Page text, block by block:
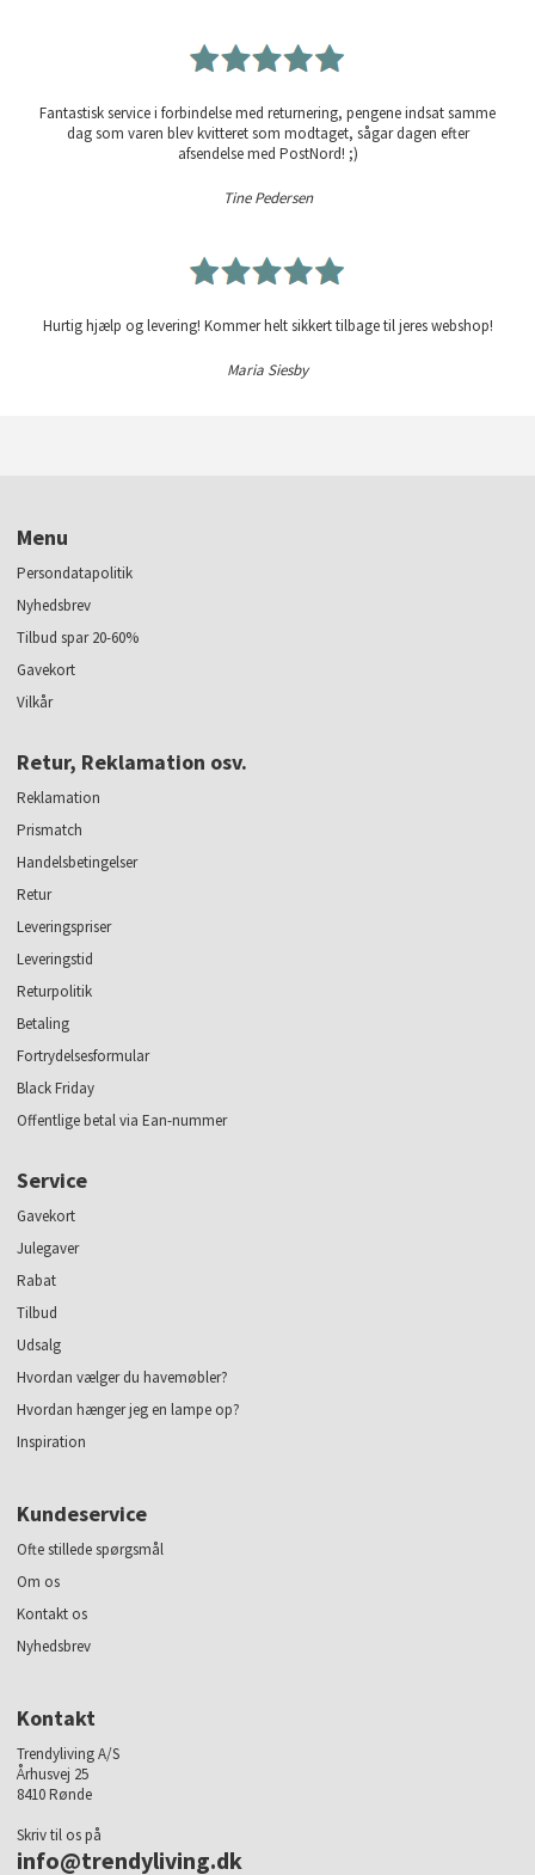
Fantastisk service i forbindelse med returnering, pengene indsat samme
dag som varen blev kvitteret som modtaget, sågar dagen efter
afsendelse med PostNord! ;)
Tine Pedersen
Hurtig hjælp og levering! Kommer helt sikkert tilbage til jeres webshop!
Maria Siesby
Menu
Persondatapolitik
Nyhedsbrev
Tilbud spar 20-60%
Gavekort
Vilkår
Retur, Reklamation osv.
Reklamation
Prismatch
Handelsbetingelser
Retur
Leveringspriser
Leveringstid
Returpolitik
Betaling
Fortrydelsesformular
Black Friday
Offentlige betal via Ean-nummer
Service
Gavekort
Julegaver
Rabat
Tilbud
Udsalg
Hvordan vælger du havemøbler?
Hvordan hænger jeg en lampe op?
Inspiration
Kundeservice
Ofte stillede spørgsmål
Om os
Kontakt os
Nyhedsbrev
Kontakt
Trendyliving A/S
Århusvej 25
8410 Rønde
Skriv til os på
info@trendyliving.dk